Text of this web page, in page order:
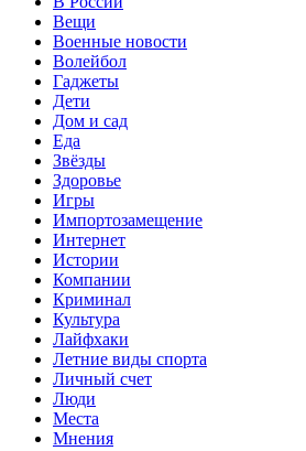
Вещи
Военные новости
Волейбол
Гаджеты
Дети
Дом и сад
Еда
Звёзды
Здоровье
Игры
Импортозамещение
Интернет
Истории
Компании
Криминал
Культура
Лайфхаки
Летние виды спорта
Личный счет
Люди
Места
Мнения